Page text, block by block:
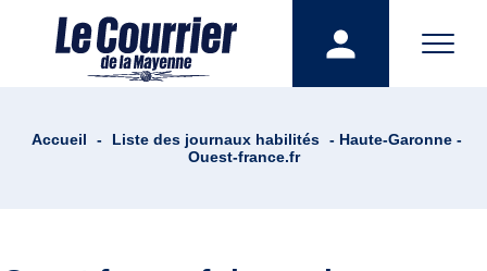
Accueil - Liste des journaux habilités - Haute-Garonne -
Ouest-france.fr